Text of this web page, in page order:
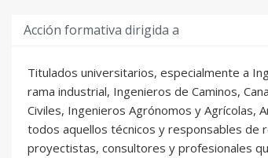
Acción formativa dirigida a
Titulados universitarios, especialmente a
rama industrial, Ingenieros de Caminos,
Civiles, Ingenieros Agrónomos y Agrícolas,
todos aquellos técnicos y responsables de
proyectistas, consultores y profesionales